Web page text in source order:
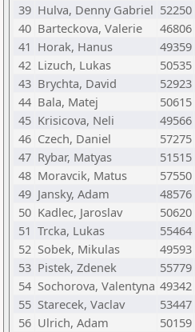
39 Hulva, Denny Gabriel 52250
40 Barteckova, Valerie 46806
41 Horak, Hanus 49359
42 Lizuch, Lukas 50535
43 Brychta, David 52923
44 Bala, Matej 50615
45 Krisicova, Neli 49566
46 Czech, Daniel 57275
47 Rybar, Matyas 51515
48 Moravcik, Matus 57550
49 Jansky, Adam 48576
50 Kadlec, Jaroslav 50620
51 Trcka, Lukas 55464
52 Sobek, Mikulas 49593
53 Pistek, Zdenek 55779
54 Sochorova, Valentyna 49342
55 Starecek, Vaclav 53447
56 Ulrich, Adam 50159